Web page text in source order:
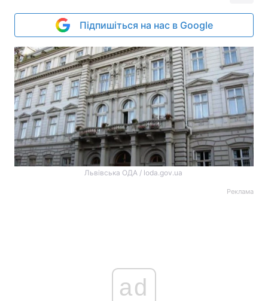
Підпишіться на нас в Google
Львівська ОДА / loda.gov.ua
Реклама
ad